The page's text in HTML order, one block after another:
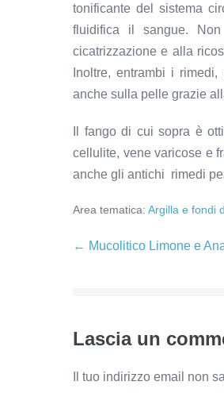
tonificante del sistema
fluidifica il sangue.
cicatrizzazione e alla
Inoltre, entrambi i
anche sulla pelle grazie
Il fango di cui sopra è
cellulite, vene varicose e
anche gli antichi rimedi
Area tematica: Argilla e fondi
Navigazione
← Mucolitico Limone e
Lascia un
Il tuo indirizzo email non